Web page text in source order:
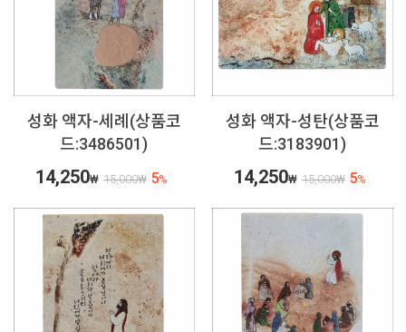
성화 액자-세례(상품코
드:3486501)
14,250₩ 15,000₩ 5%
성화 액자-성탄(상품코
드:3183901)
14,250₩ 15,000₩ 5%